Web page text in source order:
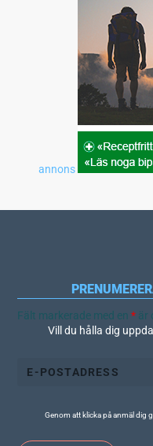
annons
Fält markerade med en* är
Vill du hålla dig
Genom att klicka på anmäl dig